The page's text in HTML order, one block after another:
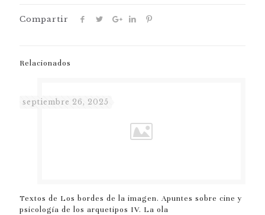
Compartir
Relacionados
septiembre 26, 2025
Textos de Los bordes de la imagen. Apuntes sobre cine y
psicología de los arquetipos IV. La ola